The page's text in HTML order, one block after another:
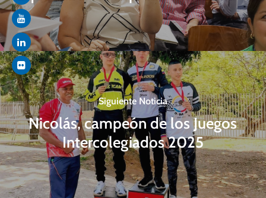
Siguiente Noticia
Nicolás, campeón de los Juegos
Intercolegiados 2025